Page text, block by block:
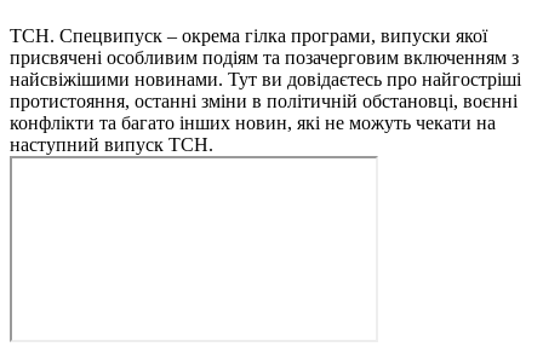
ТСН. Спецвипуск – окрема гілка програми, випуски якої
присвячені особливим подіям та позачерговим включенням з
найсвіжішими новинами. Тут ви довідаєтесь про найгостріші
протистояння, останні зміни в політичній обстановці, воєнні
конфлікти та багато інших новин, які не можуть чекати на
наступний випуск ТСН.